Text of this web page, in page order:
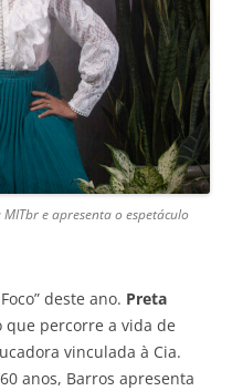
e apresenta o espetáculo
deste ano. Preta
percorre a vida de
vinculada à Cia.
anos, Barros apresenta